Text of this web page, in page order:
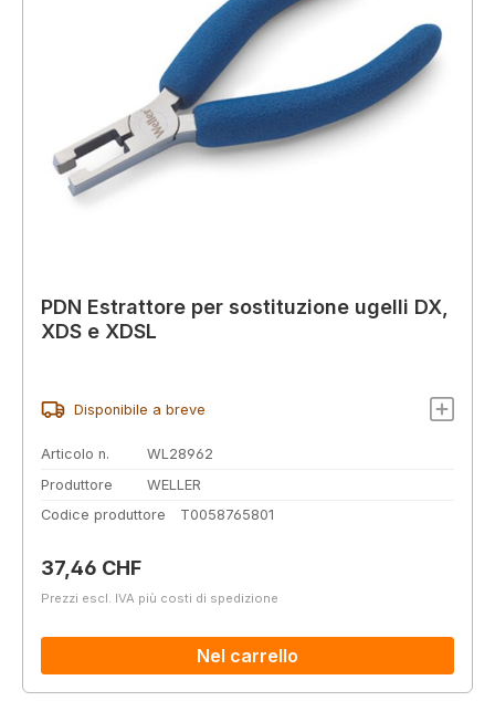
PDN Estrattore per sostituzione ugelli DX,
XDS e XDSL
Disponibile a breve
Articolo n.
WL28962
Produttore
WELLER
Codice produttore
T0058765801
Prezzo normale:
37,46 CHF
Prezzi escl. IVA più costi di spedizione
Nel carrello